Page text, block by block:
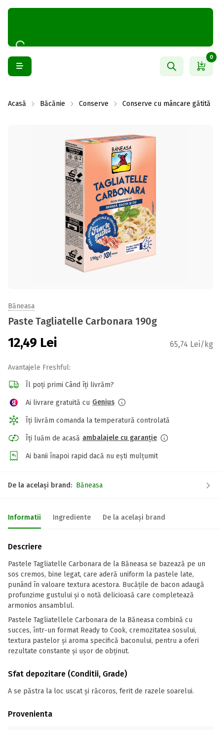
0
Acasă Băcănie Conserve Conserve cu mâncare gătită
Băneasa
Paste Tagliatelle Carbonara 190g
12,49 Lei 65,74 Lei/kg
Avantajele Freshful:
Îl poți primi Când îți livrăm?
Ai livrare gratuită cu Genius
Îți livrăm comanda la temperatură controlată
Îți luăm de acasă ambalajele cu garanție
Ai banii înapoi rapid dacă nu ești mulțumit
De la același brand: Băneasa
Informatii Ingrediente De la același brand
Descriere
Pastele Tagliatelle Carbonara de la Băneasa se bazează pe un
sos cremos, bine legat, care aderă uniform la pastele late,
punând în valoare textura acestora. Bucățile de bacon adaugă
profunzime gustului și o notă delicioasă care completează
armonios ansamblul.
Pastele Tagliatellele Carbonara de la Băneasa combină cu
succes, într-un format Ready to Cook, cremozitatea sosului,
textura pastelor și aroma specifică baconului, pentru a oferi
rezultate constante și ușor de obținut.
Sfat depozitare (Conditii, Grade)
A se păstra la loc uscat și răcoros, ferit de razele soarelui.
Provenienta